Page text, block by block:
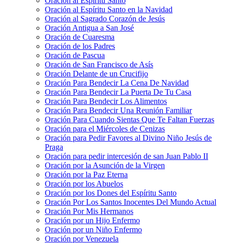
Oración al Espíritu Santo en la Navidad
Oración al Sagrado Corazón de Jesús
Oración Antigua a San José
Oración de Cuaresma
Oración de los Padres
Oración de Pascua
Oración de San Francisco de Asís
Oración Delante de un Crucifijo
Oración Para Bendecir La Cena De Navidad
Oración Para Bendecir La Puerta De Tu Casa
Oración Para Bendecir Los Alimentos
Oración Para Bendecir Una Reunión Familiar
Oración Para Cuando Sientas Que Te Faltan Fuerzas
Oración para el Miércoles de Cenizas
Oración para Pedir Favores al Divino Niño Jesús de
Praga
Oración para pedir intercesión de san Juan Pablo II
Oración por la Asunción de la Virgen
Oración por la Paz Eterna
Oración por los Abuelos
Oración por los Dones del Espíritu Santo
Oración Por Los Santos Inocentes Del Mundo Actual
Oración Por Mis Hermanos
Oración por un Hijo Enfermo
Oración por un Niño Enfermo
Oración por Venezuela